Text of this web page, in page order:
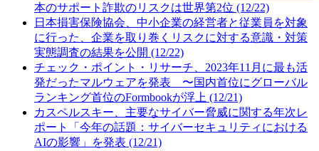
本のサポート詐欺のリスクは世界第2位 (12/22)
日本損害保険協会、中小企業の経営者と従業員を対象
に行った、企業を取り巻くリスクに対する意識・対策
実態調査の結果を公開 (12/22)
チェック・ポイント・リサーチ、2023年11月に最も活
発だったマルウェアを発表 〜国内首位にグローバル
ランキング首位のFormbookが浮上 (12/21)
カスペルスキー、主要なサイバー脅威に関する年次レ
ポート「今年の話題：サイバーセキュリティにおける
AIの影響」を発表 (12/21)